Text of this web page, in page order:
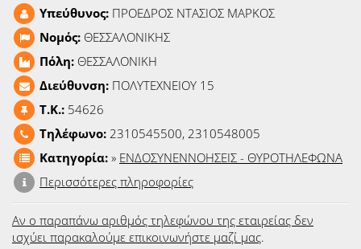
Υπεύθυνος: ΠΡΟΕΔΡΟΣ ΝΤΑΣΙΟΣ ΜΑΡΚΟΣ
Νομός: ΘΕΣΣΑΛΟΝΙΚΗΣ
Πόλη: ΘΕΣΣΑΛΟΝΙΚΗ
Διεύθυνση: ΠΟΛΥΤΕΧΝΕΙΟΥ 15
T.K.: 54626
Τηλέφωνο: 2310545500, 2310548005
Κατηγορία: » ΕΝΔΟΣΥΝΕΝΝΟΗΣΕΙΣ - ΘΥΡΟΤΗΛΕΦΩΝΑ
Περισσότερες πληροφορίες
Αν ο παραπάνω αριθμός τηλεφώνου της εταιρείας δεν
ισχύει παρακαλούμε επικοινωνήστε μαζί μας.